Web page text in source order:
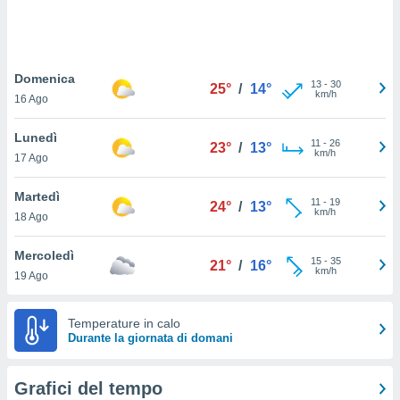
In
ti
per
nel
utilizzati
o
Domenica
16 Ago
25° / 14° 13- 30
km/h
Lunedì
17 Ago
23° / 13° 11 - 26
km/h
Martedì
18 Ago
24° / 13° 11 - 19
km/h
Mercoledì
19 Ago
21° / 16° 15- 35
km/h
Temperature in calo
Durante la giornata di domani
Grafici del tempo